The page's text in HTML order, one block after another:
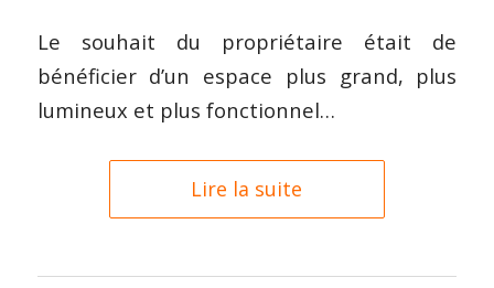
Le souhait du propriétaire était de
bénéficier d’un espace plus grand, plus
lumineux et plus fonctionnel…
Lire la suite